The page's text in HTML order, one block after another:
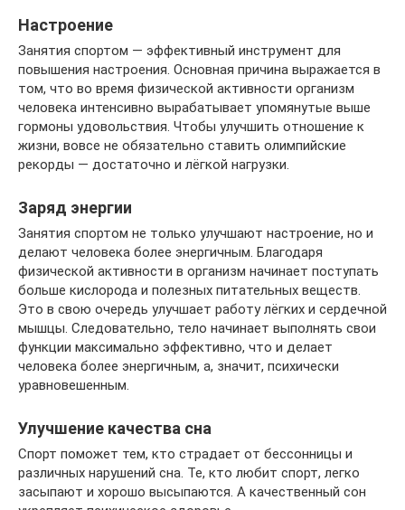
Настроение
Занятия спортом — эффективный инструмент для
повышения настроения. Основная причина выражается в
том, что во время физической активности организм
человека интенсивно вырабатывает упомянутые выше
гормоны удовольствия. Чтобы улучшить отношение к
жизни, вовсе не обязательно ставить олимпийские
рекорды — достаточно и лёгкой нагрузки.
Заряд энергии
Занятия спортом не только улучшают настроение, но и
делают человека более энергичным. Благодаря
физической активности в организм начинает поступать
больше кислорода и полезных питательных веществ.
Это в свою очередь улучшает работу лёгких и сердечной
мышцы. Следовательно, тело начинает выполнять свои
функции максимально эффективно, что и делает
человека более энергичным, а, значит, психически
уравновешенным.
Улучшение качества сна
Спорт поможет тем, кто страдает от бессонницы и
различных нарушений сна. Те, кто любит спорт, легко
засыпают и хорошо высыпаются. А качественный сон